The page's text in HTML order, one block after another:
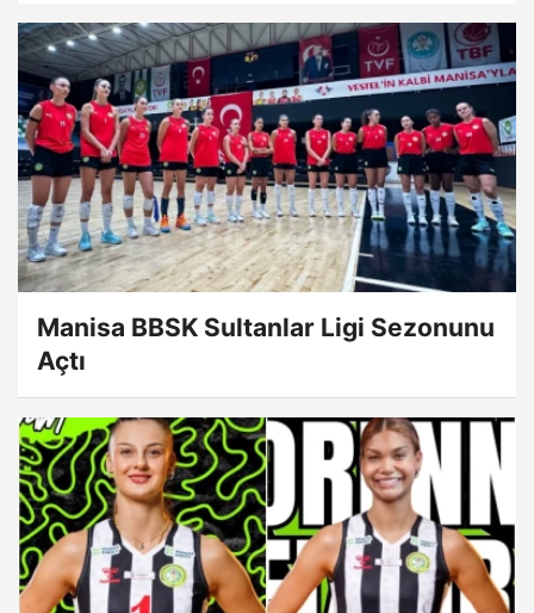
Manisa BBSK Sultanlar Ligi Sezonunu
Açtı